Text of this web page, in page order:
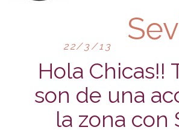
22/3/13
Hola Chicas!!
son de una
la zona con